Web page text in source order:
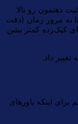
ذهنمون رو بالا
به مرور زمان (دقت
کپک‌زده کمتر بشن
برای اینکه باورهای